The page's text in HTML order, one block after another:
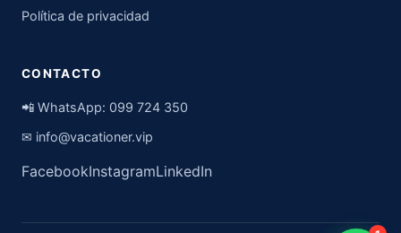
Política de privacidad
CONTACTO
📲 WhatsApp: 099 724 350
✉ info@vacationer.vip
FacebookInstagramLinkedIn